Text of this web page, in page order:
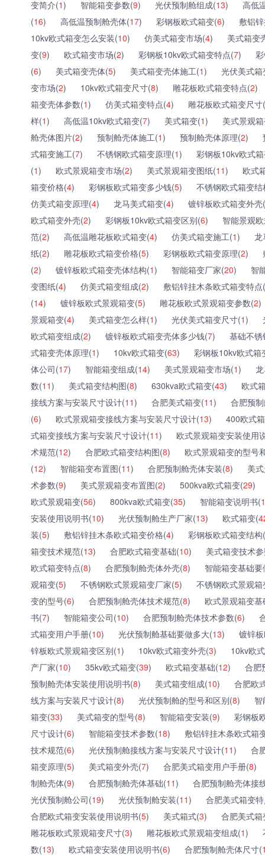
变简介(1) 智能箱变参数(9) 光伏预制舱组成(13)
高低
(16) 高低温预制舱壳体(17) 彩钢板欧式箱变(6)
敷铝
10kv欧式箱变怎么安装(10) 仿美式箱变市场(4)
美式箱变
变(9) 欧式箱变市场(2) 彩钢板10kv欧式箱变特点(7)
(6) 美式箱变壳体(5) 美式箱变壳体施工(1)
光伏美式
变市场(2) 10kv欧式箱变尺寸(8) 雕花板欧式箱变特点(2)
箱变壳体参数(1) 仿美式箱变特点(4)
雕花板欧式箱变尺寸(
样(1) 高低温10kv欧式箱变(7) 美式箱变(1)
美式景观
舱壳体图片(2) 预制舱壳体施工(1) 预制舱壳体原理(2)
式箱变施工(7) 不锈钢欧式箱变原理(1)
彩钢板10kv欧式
(1) 欧式景观箱变市场(2) 美式景观箱变图纸(11)
欧式
箱变价格(4) 彩钢板欧式箱变多少钱(5)
不锈钢欧式箱变结
仿美式箱变原理(4) 龙马美式箱变(4)
镀锌板欧式箱变外壳(
欧式箱变外壳(2) 彩钢板10kv欧式箱变区别(6)
智能景观
范(2) 高低温雕花板欧式箱变(4) 仿美式箱变施工(1)
龙
纸(2) 雕花板欧式箱变价格(5) 彩钢板欧式箱变原理(2)
(2) 镀锌板欧式箱变壳体结构(1) 智能箱变厂家(20)
智
变图纸(4) 仿美式箱变组成(2)
敷铝锌挂木条欧式箱变特点(
(14) 镀锌板欧式景观箱变(5) 雕花板欧式景观箱变参数(2)
景观箱变(4) 美式箱变怎么样(1) 光伏美式箱变尺寸(1)
欧式箱变组成(2) 镀锌板欧式箱变壳体多少钱(7)
基础不
式箱变壳体原理(1) 10kv欧式箱变(63)
彩钢板10kv欧式箱
体公司(17) 智能箱变组成(14) 美式景观箱变市场(1)
数(11) 美式箱变结构图(8) 630kva欧式箱变(43)
欧式
接线方案与安装尺寸设计(11) 合肥美式箱变(11)
合肥预
(6) 欧式景观箱变接线方案与安装尺寸设计(13)
400欧式
式箱变接线方案与安装尺寸设计(11)
欧式景观箱变安装使用
术规范(12) 合肥欧式箱变结构图(8)
欧式景观箱变的型号
(12) 智能箱变布置图(11) 合肥预制舱壳体安装(8)
美
术参数(9) 美式景观箱变布置图(2) 500kva欧式箱变(29)
欧式景观箱变(56) 800kva欧式箱变(35) 智能箱变说明书(
安装使用说明书(10) 光伏预制舱生产厂家(13) 欧式箱变(
装(5) 敷铝锌挂木条欧式箱变价格(4)
彩钢板欧式箱变结构(
箱变技术规范(13) 合肥欧式箱变基础(10)
美式箱变技术
欧式箱变特点(8) 合肥预制舱壳体外壳(8)
智能箱变基础
观箱变(5) 不锈钢欧式景观箱变厂家(5)
不锈钢欧式景观
变的型号(6) 合肥预制舱壳体技术规范(8)
欧式景观箱变基
书(7) 智能箱变公司(10) 合肥预制舱壳体技术参数(6)
式箱变用户手册(10) 光伏预制舱基础要做多大(13)
镀锌
锌板欧式景观箱变区别(1) 10kv欧式箱变外壳(3)
10kv欧
产厂家(10) 35kv欧式箱变(39) 欧式箱变基础(12)
合肥
预制舱壳体安装使用说明书(8) 美式箱变组成(10)
合肥欧
线方案与安装尺寸设计(8) 光伏预制舱的型号和区别(8)
箱变(33) 美式箱变的型号(8) 智能箱变安装(9)
彩钢板
尺寸设计(6) 智能箱变技术参数(18)
敷铝锌挂木条欧式箱
技术规范(6) 光伏预制舱接线方案与安装尺寸设计(11)
合
箱变原理(5) 美式箱变外壳(7) 合肥美式箱变用户手册(8)
制舱壳体(9) 合肥预制舱壳体基础(11)
合肥预制舱壳体接
光伏预制舱公司(19) 光伏预制舱安装(11)
合肥美式箱变
合肥欧式箱变安装使用说明书(5) 美式箱式(3)
合肥美式
雕花板欧式景观箱变尺寸(3) 雕花板欧式景观箱变组成(1)
数(13) 欧式箱变安装使用说明书(6) 合肥预制舱壳体尺寸(